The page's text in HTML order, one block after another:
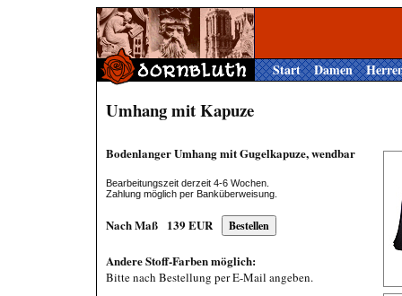
Start Damen
Umhang mit Kapuze
Bodenlanger Umhang mit Gugelkapuze, wendbar
Bearbeitungszeit derzeit 4-6 Wochen.
Zahlung möglich per Banküberweisung.
Nach Maß 139EUR
Andere Stoff-Farben möglich:
Bitte nach Bestellung per E-Mail angeben.